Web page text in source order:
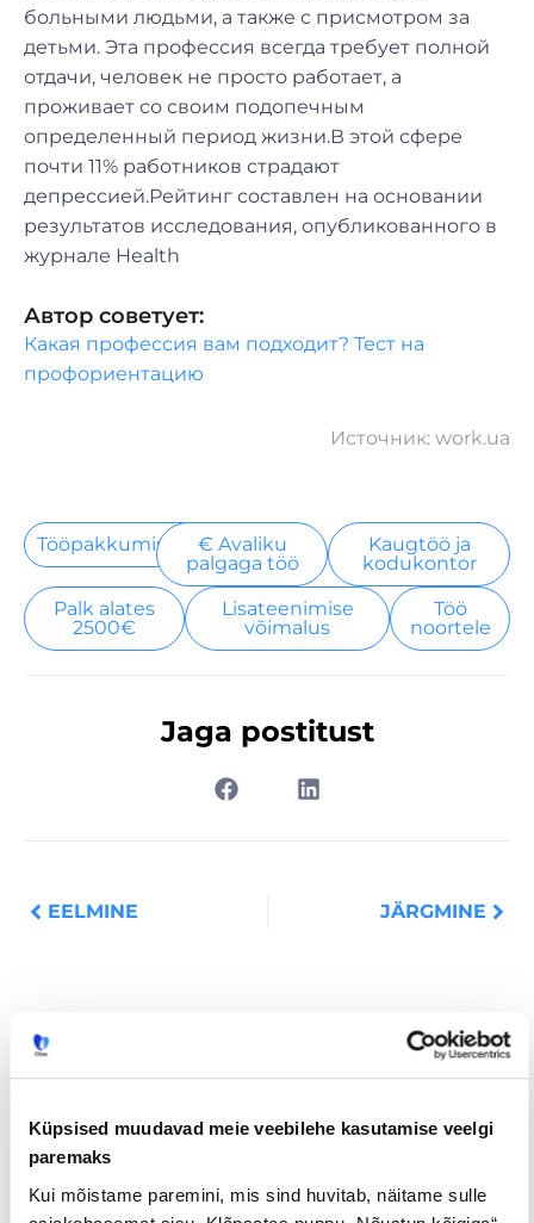
Küpsised muudavad meie veebilehe kasutamise veelgi
paremaks
Kui mõistame paremini, mis sind huvitab, näitame sulle
больными людьми, а также с присмотром за
детьми. Эта профессия всегда требует полной
отдачи, человек не просто работает, а
проживает со своим подопечным
определенный период жизни.В этой сфере
почти 11% работников страдают
депрессией.Рейтинг составлен на основании
результатов исследования, опубликованного в
журнале Health
Автор советует:
Какая профессия вам подходит? Тест на
профориентацию
Источник: work.ua
Tööpakkumised
€ Avaliku
palgaga töö
Kaugtöö ja
kodukontor
Palk alates
2500€
Lisateenimise
võimalus
Töö
noortele
Jaga postitust
EELMINE JÄRGMINE
Loe lisaks
Uuringud